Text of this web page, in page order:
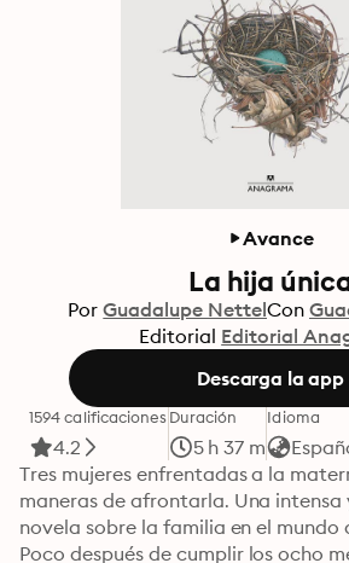
Avance
La hija
Por Guadalupe NettelCon
Editorial Editorial
Descarga la app
1594 calificaciones
4.2
Duración
5 h 37 m
Idioma
Tres mujeres enfrentadas a la
maneras de afrontarla. Una
novela sobre la familia en el mundo
Poco después de cumplir los ocho